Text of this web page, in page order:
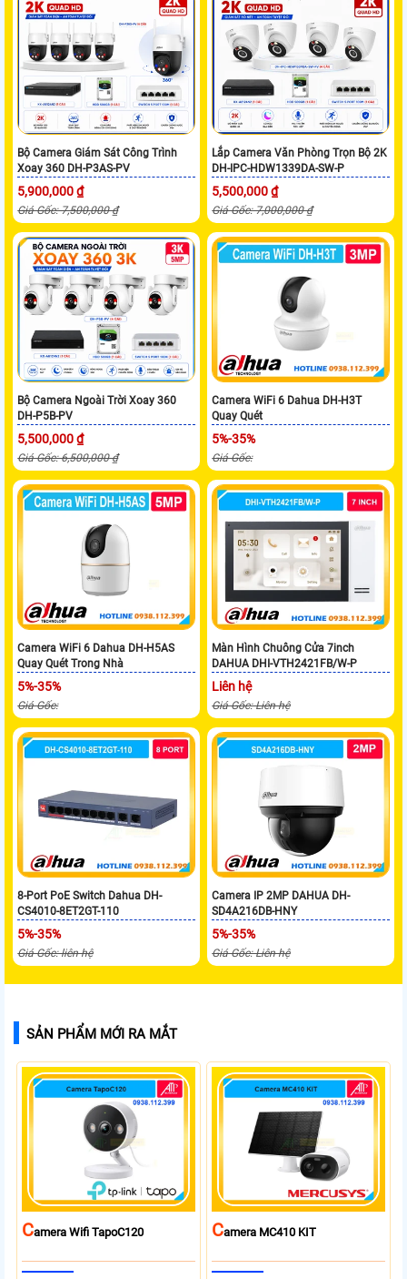
Bộ Camera Giám Sát Công Trình
Xoay 360 DH-P3AS-PV
5,900,000 ₫
Giá Gốc: 7,500,000 ₫
Lắp Camera Văn Phòng Trọn Bộ 2K
DH-IPC-HDW1339DA-SW-P
5,500,000 ₫
Giá Gốc: 7,000,000 ₫
Bộ Camera Ngoài Trời Xoay 360
DH-P5B-PV
5,500,000 ₫
Giá Gốc: 6,500,000 ₫
Camera WiFi 6 Dahua DH-H3T
Quay Quét
5%-35%
Giá Gốc:
Camera WiFi 6 Dahua DH-H5AS
Quay Quét Trong Nhà
5%-35%
Giá Gốc:
Màn Hình Chuông Cửa 7inch
DAHUA DHI-VTH2421FB/W-P
Liên hệ
Giá Gốc: Liên hệ
8-Port PoE Switch Dahua DH-
CS4010-8ET2GT-110
5%-35%
Giá Gốc: liên hệ
Camera IP 2MP DAHUA DH-
SD4A216DB-HNY
5%-35%
Giá Gốc: Liên hệ
SẢN PHẨM MỚI RA MẮT
CAmera Wifi TapoC120 CAmera MC410 KIT